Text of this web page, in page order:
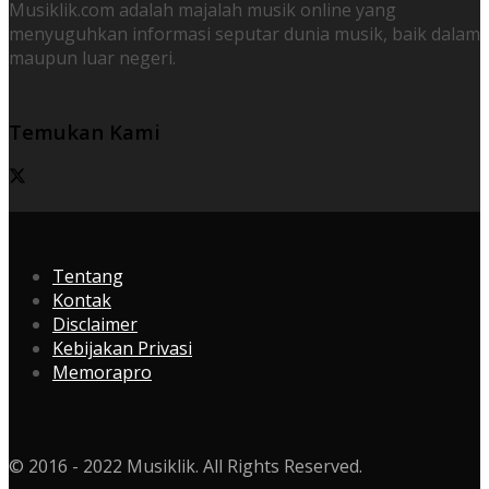
Musiklik.com adalah majalah musik online yang
menyuguhkan informasi seputar dunia musik, baik dalam
maupun luar negeri.
Temukan Kami
Tentang
Kontak
Disclaimer
Kebijakan Privasi
Memorapro
© 2016 - 2022 Musiklik. All Rights Reserved.